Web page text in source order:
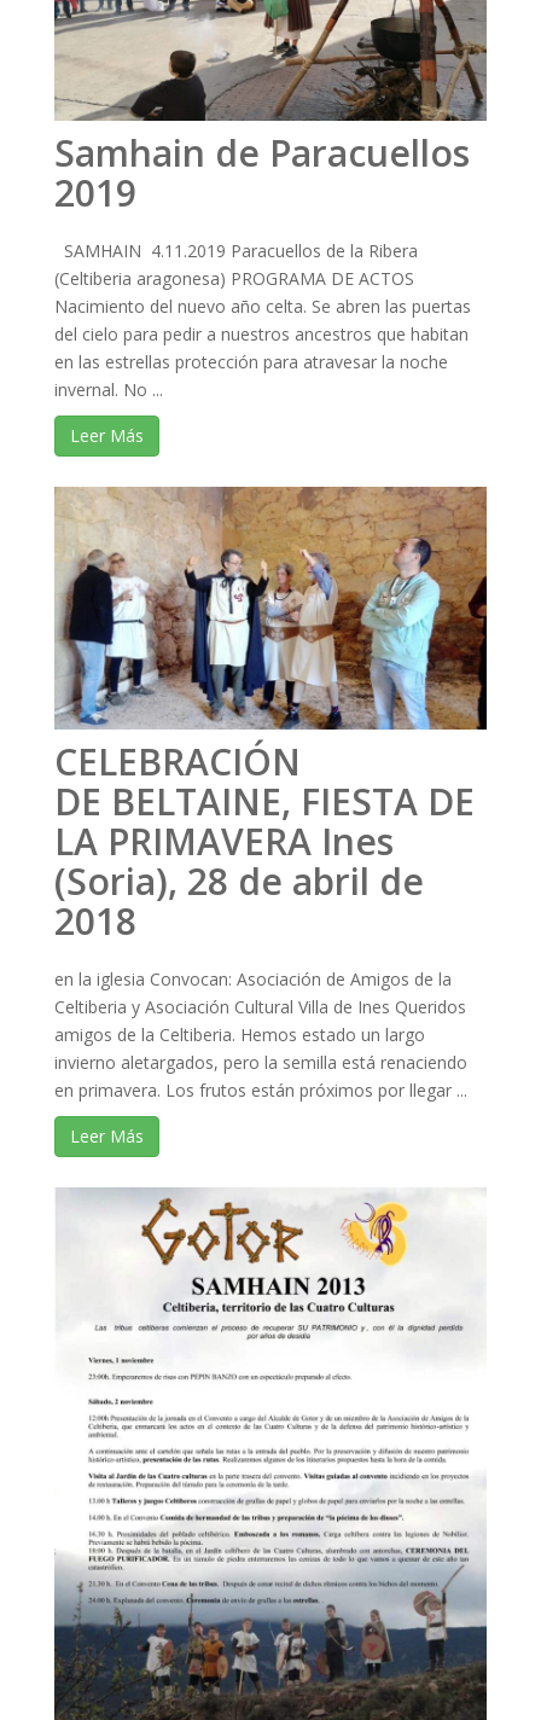
Samhain de Paracuellos
2019
SAMHAIN 4.11.2019 Paracuellos de la Ribera
(Celtiberia aragonesa) PROGRAMA DE ACTOS
Nacimiento del nuevo año celta. Se abren las puertas
del cielo para pedir a nuestros ancestros que habitan
en las estrellas protección para atravesar la noche
invernal. No ...
Leer Más
CELEBRACIÓN
DE BELTAINE, FIESTA DE
LA PRIMAVERA Ines
(Soria), 28 de abril de
2018
en la iglesia Convocan: Asociación de Amigos de la
Celtiberia y Asociación Cultural Villa de Ines Queridos
amigos de la Celtiberia. Hemos estado un largo
invierno aletargados, pero la semilla está renaciendo
en primavera. Los frutos están próximos por llegar ...
Leer Más